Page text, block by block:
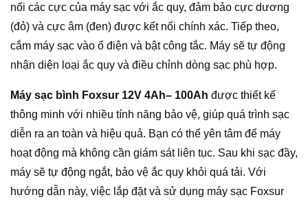
nối các cực của máy sạc với ắc quy, đảm bảo cực dương
(đỏ) và cực âm (đen) được kết nối chính xác. Tiếp theo,
cắm máy sạc vào ổ điện và bật công tắc. Máy sẽ tự động
nhận diện loại ắc quy và điều chỉnh dòng sạc phù hợp.
Máy sạc bình Foxsur 12V 4Ah– 100Ah được thiết kế
thông minh với nhiều tính năng bảo vệ, giúp quá trình sạc
diễn ra an toàn và hiệu quả. Bạn có thể yên tâm để máy
hoạt động mà không cần giám sát liên tục. Sau khi sạc đầy,
máy sẽ tự động ngắt, bảo vệ ắc quy khỏi quá tải. Với
hướng dẫn này, việc lắp đặt và sử dụng máy sạc Foxsur